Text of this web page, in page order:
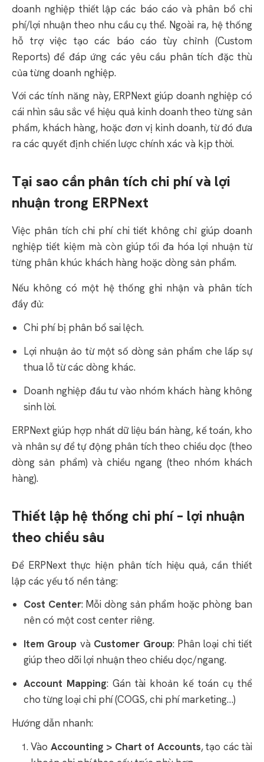
doanh nghiệp thiết lập các báo cáo và phân bổ chi
phí/lợi nhuận theo nhu cầu cụ thể. Ngoài ra, hệ thống
hỗ trợ việc tạo các báo cáo tùy chỉnh (Custom
Reports) để đáp ứng các yêu cầu phân tích đặc thù
của từng doanh nghiệp.
Với các tính năng này, ERPNext giúp doanh nghiệp có
cái nhìn sâu sắc về hiệu quả kinh doanh theo từng sản
phẩm, khách hàng, hoặc đơn vị kinh doanh, từ đó đưa
ra các quyết định chiến lược chính xác và kịp thời.
Tại sao cần phân tích chi phí và lợi
nhuận trong ERPNext
Việc phân tích chi phí chi tiết không chỉ giúp doanh
nghiệp tiết kiệm mà còn giúp tối đa hóa lợi nhuận từ
từng phân khúc khách hàng hoặc dòng sản phẩm.
Nếu không có một hệ thống ghi nhận và phân tích
đầy đủ:
Chi phí bị phân bổ sai lệch.
Lợi nhuận ảo từ một số dòng sản phẩm che lấp sự
thua lỗ từ các dòng khác.
Doanh nghiệp đầu tư vào nhóm khách hàng không
sinh lời.
ERPNext giúp hợp nhất dữ liệu bán hàng, kế toán, kho
và nhân sự để tự động phân tích theo chiều dọc (theo
dòng sản phẩm) và chiều ngang (theo nhóm khách
hàng).
Thiết lập hệ thống chi phí – lợi nhuận
theo chiều sâu
Để ERPNext thực hiện phân tích hiệu quả, cần thiết
lập các yếu tố nền tảng:
Cost Center: Mỗi dòng sản phẩm hoặc phòng ban
nên có một cost center riêng.
Item Group và Customer Group: Phân loại chi tiết
giúp theo dõi lợi nhuận theo chiều dọc/ngang.
Account Mapping: Gán tài khoản kế toán cụ thể
cho từng loại chi phí (COGS, chi phí marketing…)
Hướng dẫn nhanh:
Vào Accounting > Chart of Accounts, tạo các tài